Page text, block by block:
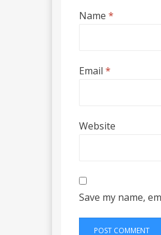
Name *
Email *
Website
Save my name,